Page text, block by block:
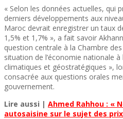
« Selon les données actuelles, qui
derniers développements aux
Maroc devrait enregistrer un taux
1,5% et 1,7% », a fait savoir
question centrale à la Chambre
situation de l’économie nationale à
climatiques et géostratégiques »,
consacrée aux questions orales
gouvernement.
Lire aussi | Ahmed Rahhou : «
autosaisine sur le sujet des